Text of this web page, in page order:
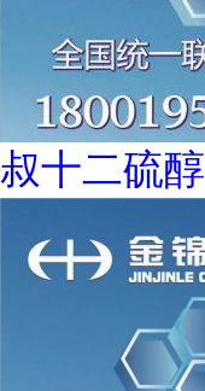
叔十二硫醇